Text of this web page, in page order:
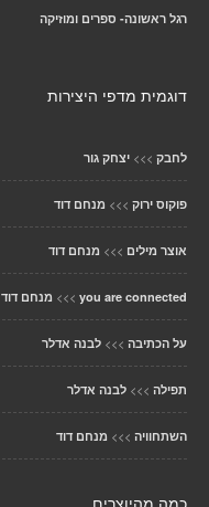
רגל ראשונה- ספרים ומוזיקה
דוגמית מדפי היצירות
לחבק >>> יצחק גור
פוקוס ירוק >>> מנחם דוד
אוצר מילים >>> מנחם דוד
you are connected
>>> מנחם דוד
על הכתיבה >>> לבנה אדלר
תפילה >>> לבנה אדלר
השתחוויה >>> מנחם דוד